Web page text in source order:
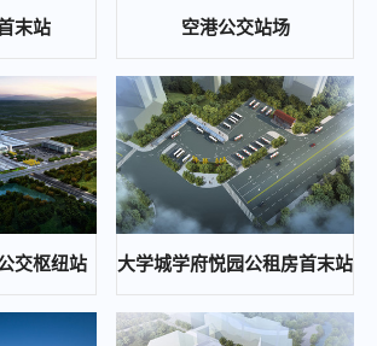
重庆通邑保安服务有限公司2024年度保安人员工作服（含轨道安检工作服）采购服务（第二次）比选邀请公告
重庆东站铁路综合交通枢纽高铁新经济区基础设施工程(开成路兴塘路拓宽及东延伸段、东侧集散通道)一期景观绿化工程、交通工程、照明工程第三方检测中(选)标候选人公示
重庆通邑智慧城市运营管理有限公司公司办公室局部改造项目比选公告
交站场项目配电工程中(选)标候选人公示
末站 空港公交站场
交枢纽站 大学城学府悦园公租房首末站